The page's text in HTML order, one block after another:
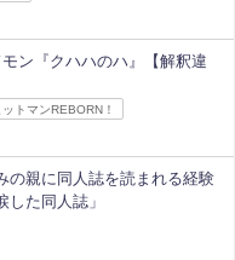
モン『クハハのハ』【解釈違
トマンREBORN！
の親に同人誌を読まれる経験
た同人誌」